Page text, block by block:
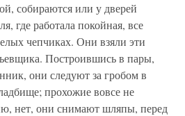
собираются или у дверей
где работала покойная, все
чепчиках. Они взяли эти
Построившись в пары,
они следуют за гробом в
прохожие вовсе не
нет, они снимают шляпы, перед